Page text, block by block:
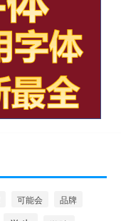
可能会 品牌